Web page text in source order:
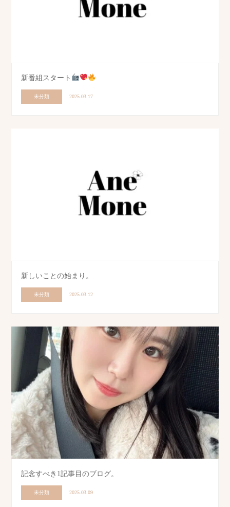
新番組スタート
未分類 2025.03.17
新しいことの始まり。
未分類 2025.03.12
記念すべき1記事目のブログ。
未分類 2025.03.09